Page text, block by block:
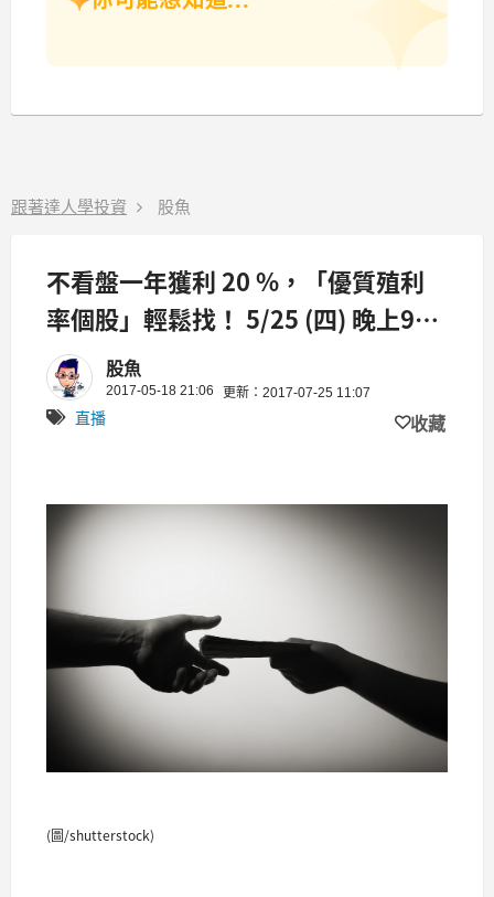
跟著達人學投資 股魚
不看盤一年獲利 20 %，「優質殖利
率個股」輕鬆找！ 5/25 (四) 晚上9點
股魚線上直播
股魚
2017-05-18 21:06 更新：2017-07-25 11:07
直播 收藏
(圖/shutterstock)